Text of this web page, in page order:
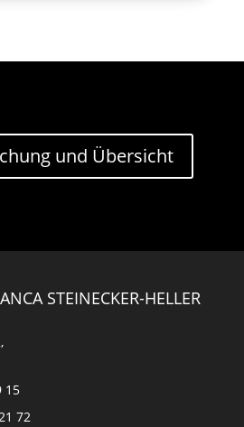
und Übersicht
STEINECKER-HELLER
15
72